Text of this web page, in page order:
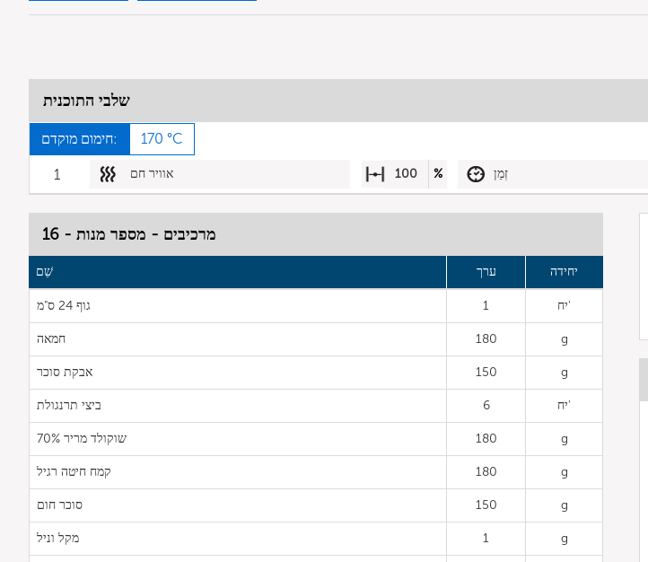
שלבי התוכנית
חימום מוקדם: 170 °C
1 אוויר חם 100 % זְמַן
מרכיבים - מספר מנות - 16
שֵׁם ערך יחידה
גוף 24 ס"מ 1 יח'
חמאה 180 g
אבקת סוכר 150 g
ביצי תרנגולת 6 יח'
שוקולד מריר 70% 180 g
קמח חיטה רגיל 180 g
סוכר חום 150 g
מקל וניל 1 g